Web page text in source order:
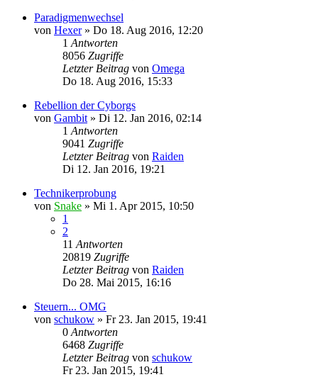
Paradigmenwechsel
von Hexer» Do 18. Aug 2016, 12:20
1 Antworten
8056 Zugriffe
Letzter Beitrag von Omega
Do 18. Aug 2016, 15:33
Rebellion der Cyborgs
von Gambit » Di 12. Jan 2016, 02:14
1 Antworten
9041 Zugriffe
Letzter Beitrag von Raiden
Di 12. Jan 2016, 19:21
Technikerprobung
von Snake » Mi 1. Apr 2015, 10:50
1
2
11 Antworten
20819 Zugriffe
Letzter Beitrag von Raiden
Do 28. Mai 2015, 16:16
Steuern... OMG
von schukow » Fr 23. Jan 2015, 19:41
0 Antworten
6468 Zugriffe
Letzter Beitrag von schukow
Fr 23. Jan 2015, 19:41